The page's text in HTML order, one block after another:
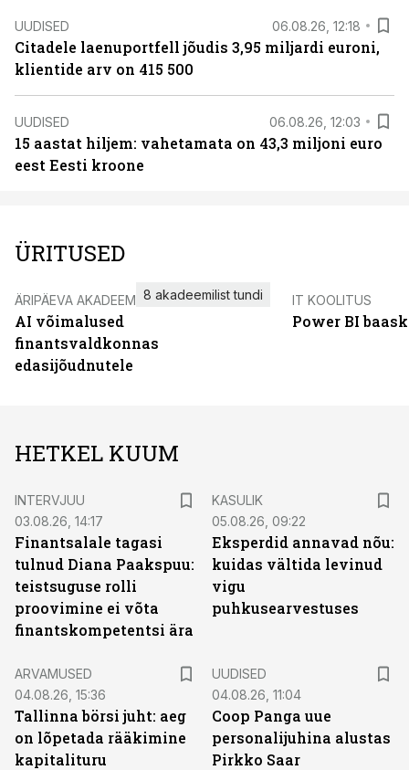
UUDISED 06.08.26, 12:18
Citadele laenuportfell jõudis 3,95 miljardi euroni,
klientide arv on 415 500
UUDISED 06.08.26, 12:03
15 aastat hiljem: vahetamata on 43,3 miljoni euro
eest Eesti kroone
ÜRITUSED
ÄRIPÄEVA AKADEEMIA
AI võimalused
finantsvaldkonnas
edasijõudnutele
8 akadeemilist tundi IT KOOLITUS
Power BI
HETKEL KUUM
INTERVJUU
03.08.26, 14:17
Finantsalale tagasi
tulnud Diana Paakspuu:
teistsuguse rolli
proovimine ei võta
finantskompetentsi ära
KASULIK
05.08.26, 09:22
Eksperdid annavad nõu:
kuidas vältida levinud
vigu
puhkusearvestuses
ARVAMUSED
04.08.26, 15:36
Tallinna börsi juht: aeg
on lõpetada rääkimine
kapitalituru
UUDISED
04.08.26, 11:04
Coop Panga uue
personalijuhina alustas
Pirkko Saar